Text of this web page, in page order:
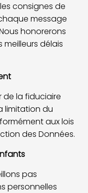
consignes de
message
honorerons
délais
de la fiduciaire
limitation du
aux lois
des Données.
pas
personnelles